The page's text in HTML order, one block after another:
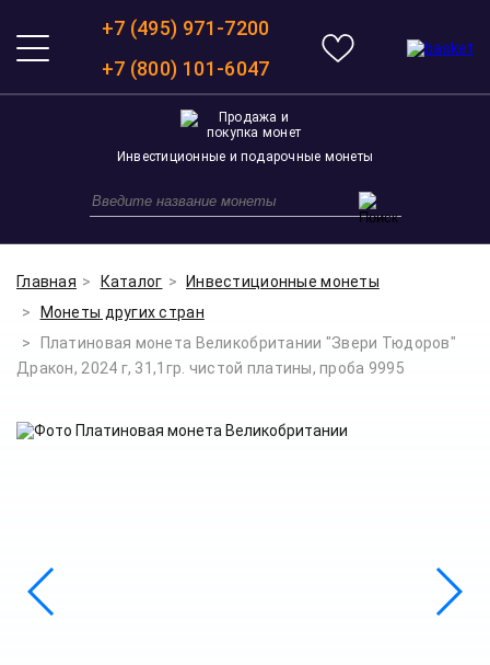
+7 (495) 971-7200
+7 (800) 101-6047
Инвестиционные и подарочные монеты
Главная Каталог
Инвестиционные монеты
Монеты других стран
Платиновая монета Великобритании "Звери Тюдоров"
Дракон, 2024 г, 31,1гр. чистой платины, проба 9995